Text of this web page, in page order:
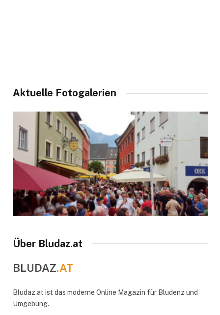
Aktuelle Fotogalerien
Über Bludaz.at
BLUDAZ.AT
Bludaz.at ist das moderne Online Magazin für Bludenz und
Umgebung.